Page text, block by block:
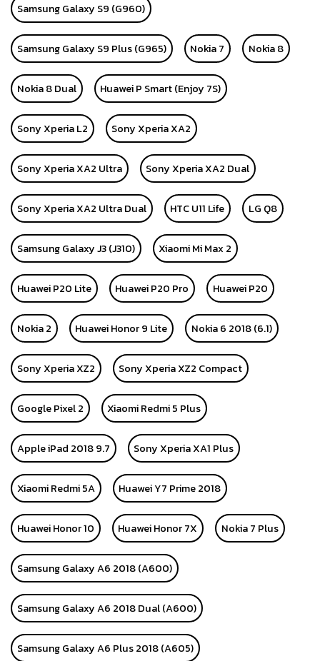
Samsung Galaxy S9 (G960)
Samsung Galaxy S9 Plus (G965) Nokia 7 Nokia 8
Nokia 8 Dual Huawei P Smart (Enjoy 7S)
Sony Xperia L2 Sony Xperia XA2
Sony Xperia XA2 Ultra Sony Xperia XA2 Dual
Sony Xperia XA2 Ultra Dual HTC U11 Life LG Q8
Samsung Galaxy J3 (J310) Xiaomi Mi Max 2
Huawei P20 Lite Huawei P20 Pro Huawei P20
Nokia 2 Huawei Honor 9 Lite Nokia 6 2018 (6.1)
Sony Xperia XZ2 Sony Xperia XZ2 Compact
Google Pixel 2 Xiaomi Redmi 5 Plus
Apple iPad 2018 9.7 Sony Xperia XA1 Plus
Xiaomi Redmi 5A Huawei Y7 Prime 2018
Huawei Honor 10 Huawei Honor 7X Nokia 7 Plus
Samsung Galaxy A6 2018 (A600)
Samsung Galaxy A6 2018 Dual (A600)
Samsung Galaxy A6 Plus 2018 (A605)